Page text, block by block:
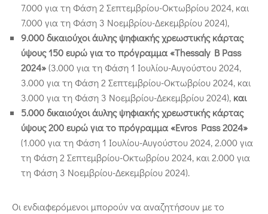
7.000 για τη Φάση 2 Σεπτεμβρίου-Οκτωβρίου 2024, και
7.000 για τη Φάση 3 Νοεμβρίου-Δεκεμβρίου 2024),
9.000 δικαιούχοι άυλης ψηφιακής χρεωστικής κάρτας
ύψους 150 ευρώ για το πρόγραμμα «Thessaly B Pass
2024»(3.000 για τη Φάση 1 Ιουλίου-Αυγούστου 2024,
3.000 για τη Φάση 2 Σεπτεμβρίου-Οκτωβρίου 2024, και
3.000 για τη Φάση 3 Νοεμβρίου-Δεκεμβρίου 2024), και
5.000 δικαιούχοι άυλης ψηφιακής χρεωστικής κάρτας
ύψους 200 ευρώ για το πρόγραμμα «Evros Pass2024»
(1.000 για τη Φάση 1 Ιουλίου-Αυγούστου 2024, 2.000 για
τη Φάση 2 Σεπτεμβρίου-Οκτωβρίου 2024, και 2.000 για
τη Φάση 3 Νοεμβρίου-Δεκεμβρίου 2024).
Οι ενδιαφερόμενοι μπορούν να αναζητήσουν με το